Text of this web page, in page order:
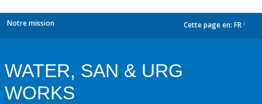
Notre mission Cette page en: FR
WATER, SAN & URG
WORKS